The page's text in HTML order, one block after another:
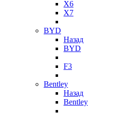
X6
X7
BYD
Назад
BYD
F3
Bentley
Назад
Bentley